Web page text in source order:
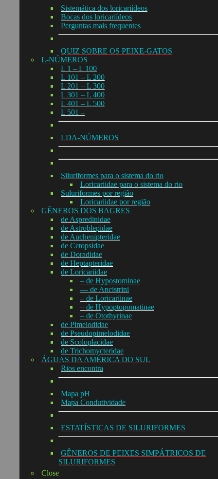
Sistemática dos loricariídeos
Bocas dos loricariídeos
Perguntas mais frequentes
QUIZ SOBRE OS PEIXE-GATOS
L-NÚMEROS
L 1 – L 100
L 101 – L 200
L 201 – L 300
L 301 – L 400
L 401 – L 500
L 501 –
LDA-NÚMEROS
Siluriformes para o sistema do rio
Loricariidae para o sistema do rio
Suluriformes por região
Loricariidae por região
GÊNEROS DOS BAGRES
de Aspredinidae
de Astroblepidae
de Auchenipteridae
de Cetopsidae
de Doradidae
de Heptapteridae
de Loricariidae
– de Hypostominae
— de Ancistrini
– de Loricariinae
– de Hypoptopomatinae
– de Otothyrinae
de Pimelodidae
de Pseudopimelodidae
de Scoloplacidae
de Trichomycteridae
ÁGUAS DA AMÉRICA DO SUL
Rios encontra
Mapa pH
Mapa Condutividade
ESTATÍSTICAS DE SILURIFORMES
GÊNEROS DE PEIXES SIMPÁTRICOS DE
SILURIFORMES
Close